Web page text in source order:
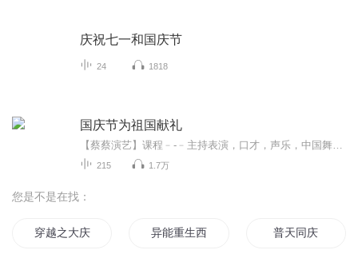
庆祝七一和国庆节
24 1818
国庆节为祖国献礼
215 1.7万
您是不是在找：
穿越之大庆帝国 异能重生西门庆 普天同庆